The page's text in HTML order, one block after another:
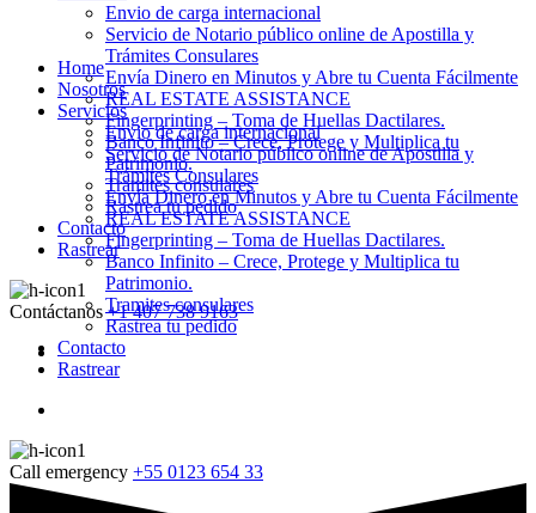
Envio de carga internacional
Servicio de Notario público online de Apostilla y
Trámites Consulares
Envía Dinero en Minutos y Abre tu Cuenta Fácilmente
REAL ESTATE ASSISTANCE
Fingerprinting – Toma de Huellas Dactilares.
Banco Infinito – Crece, Protege y Multiplica tu
Patrimonio.
Tramites consulares
Rastrea tu pedido
Contacto
Rastrear
Contáctanos +1 407 738 9163
Home
Nosotros
Servicios
Envio de carga internacional
Servicio de Notario público online de Apostilla y
Trámites Consulares
Envía Dinero en Minutos y Abre tu Cuenta Fácilmente
REAL ESTATE ASSISTANCE
Fingerprinting – Toma de Huellas Dactilares.
Banco Infinito – Crece, Protege y Multiplica tu
Patrimonio.
Tramites consulares
Rastrea tu pedido
Contacto
Rastrear
Call emergency +55 0123 654 33